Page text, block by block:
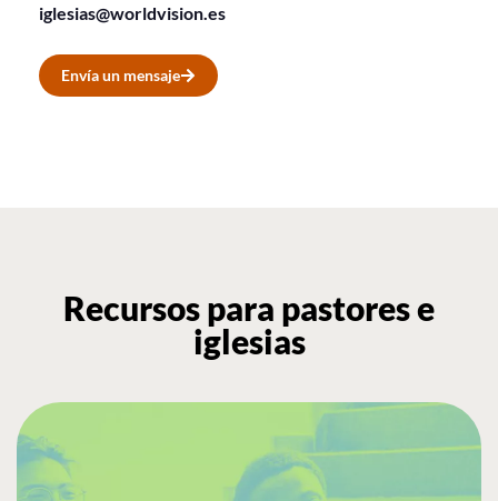
iglesias@worldvision.es
Envía un mensaje
Recursos para pastores e
iglesias